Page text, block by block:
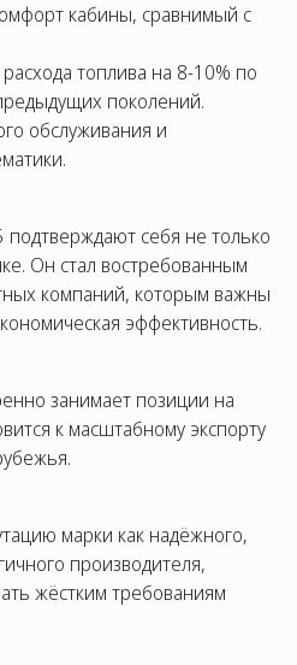
кабины, сравнимый с
топлива на 8-10% по
поколений.
обслуживания и
подтверждают себя не только
Он стал востребованным
компаний, которым важны
эффективность.
занимает позиции на
к масштабному экспорту
марки как надёжного,
производителя,
жёстким требованиям